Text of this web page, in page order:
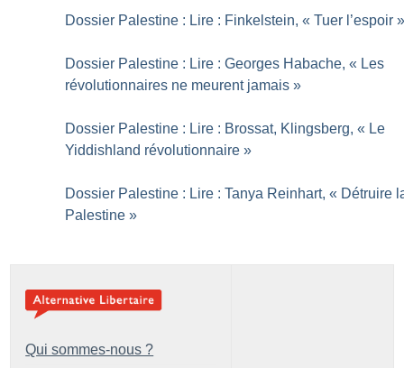
Dossier Palestine : Lire : Finkelstein, « Tuer l’espoir
Dossier Palestine : Lire : Georges Habache, « Les
révolutionnaires ne meurent jamais »
Dossier Palestine : Lire : Brossat, Klingsberg, « Le
Yiddishland révolutionnaire »
Dossier Palestine : Lire : Tanya Reinhart, « Détruire
Palestine »
Qui sommes-nous ?